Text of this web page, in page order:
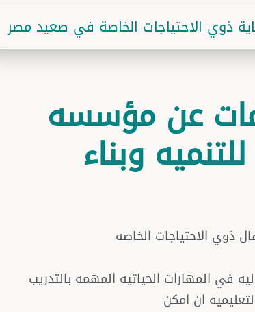
ذوي الاحتياجات الخاصة في صعيد مصر
عن مؤسسه
وبناء
ذوي الاحتياجات الخاصه
في المهارات الحياتيه المهمه بالتدريب
ان امكن